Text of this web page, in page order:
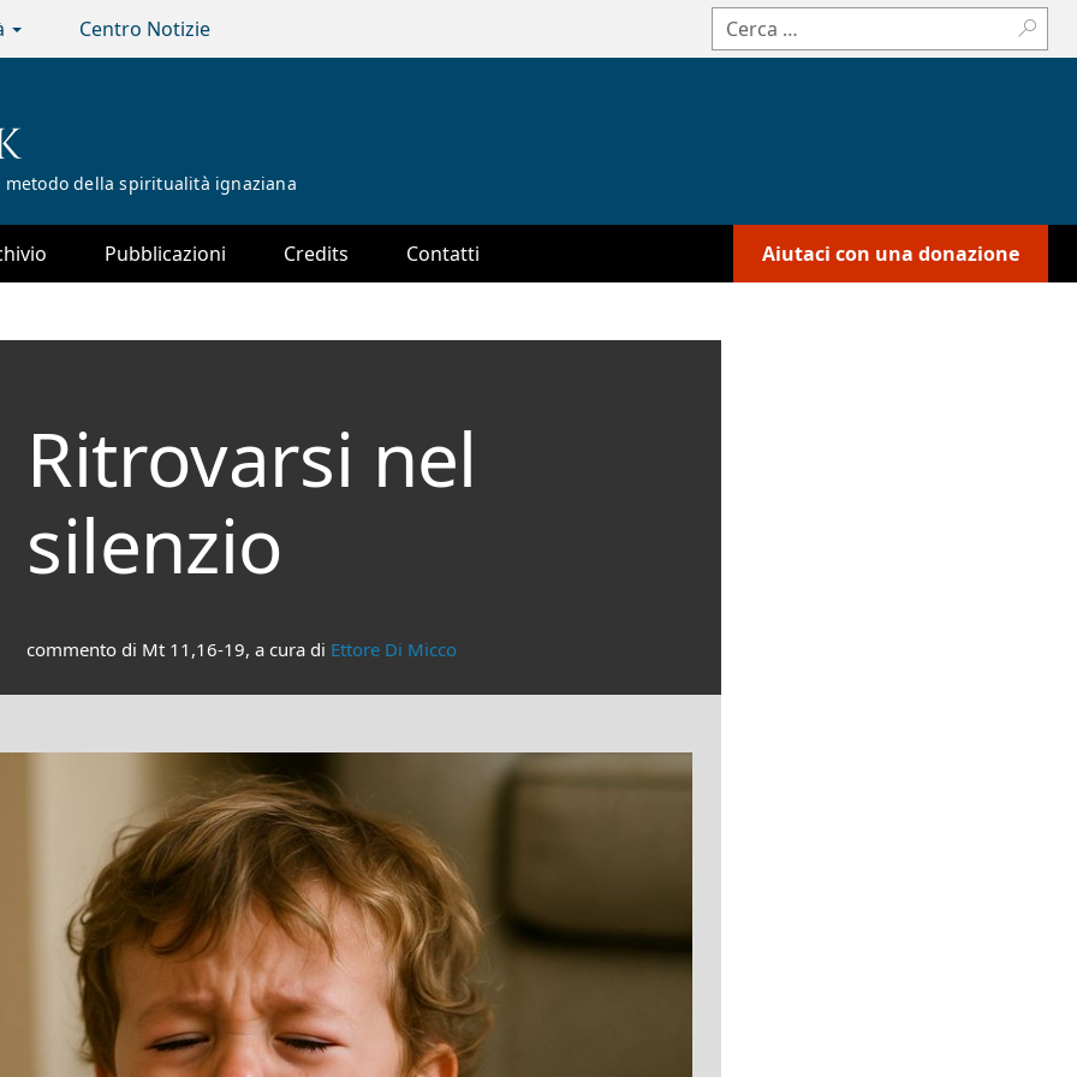
Centro Notizie
Cerca:
della spiritualità ignaziana
Pubblicazioni Credits Contatti Aiutaci con una donazione
Ritrovarsi nel
silenzio
commento di Mt 11,16-19, a cura di Ettore Di Micco